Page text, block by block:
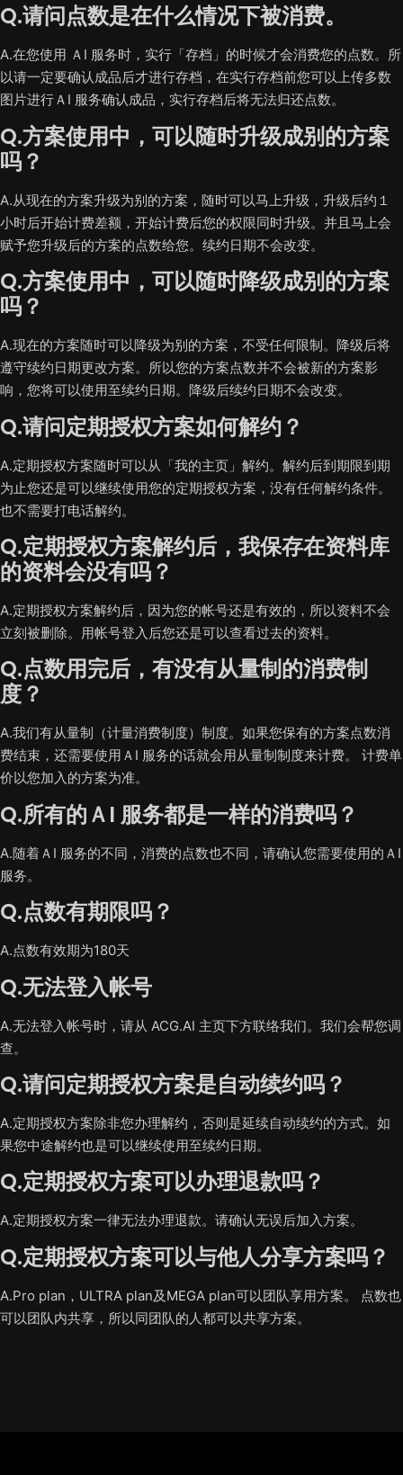
Q.请问点数是在什么情况下被消费。
A.在您使用 ＡI 服务时，实行「存档」的时候才会消费您的点数。所
以请一定要确认成品后才进行存档，在实行存档前您可以上传多数
图片进行ＡI 服务确认成品，实行存档后将无法归还点数。
Q.方案使用中，可以随时升级成别的方案
吗？
A.从现在的方案升级为别的方案，随时可以马上升级，升级后约１
小时后开始计费差额，开始计费后您的权限同时升级。并且马上会
赋予您升级后的方案的点数给您。续约日期不会改变。
Q.方案使用中，可以随时降级成别的方案
吗？
A.现在的方案随时可以降级为别的方案，不受任何限制。降级后将
遵守续约日期更改方案。所以您的方案点数并不会被新的方案影
响，您将可以使用至续约日期。降级后续约日期不会改变。
Q.请问定期授权方案如何解约？
A.定期授权方案随时可以从「我的主页」解约。解约后到期限到期
为止您还是可以继续使用您的定期授权方案，没有任何解约条件。
也不需要打电话解约。
Q.定期授权方案解约后，我保存在资料库
的资料会没有吗？
A.定期授权方案解约后，因为您的帐号还是有效的，所以资料不会
立刻被删除。用帐号登入后您还是可以查看过去的资料。
Q.点数用完后，有没有从量制的消费制
度？
A.我们有从量制（计量消费制度）制度。如果您保有的方案点数消
费结束，还需要使用ＡI 服务的话就会用从量制制度来计费。 计费单
价以您加入的方案为准。
Q.所有的ＡI 服务都是一样的消费吗？
A.随着ＡI 服务的不同，消费的点数也不同，请确认您需要使用的ＡI
服务。
Q.点数有期限吗？
A.点数有效期为180天
Q.无法登入帐号
A.无法登入帐号时，请从 ACG.AI 主页下方联络我们。我们会帮您调
查。
Q.请问定期授权方案是自动续约吗？
A.定期授权方案除非您办理解约，否则是延续自动续约的方式。如
果您中途解约也是可以继续使用至续约日期。
Q.定期授权方案可以办理退款吗？
A.定期授权方案一律无法办理退款。请确认无误后加入方案。
Q.定期授权方案可以与他人分享方案吗？
A.Pro plan，ULTRA plan及MEGA plan可以团队享用方案。 点数也
可以团队内共享，所以同团队的人都可以共享方案。